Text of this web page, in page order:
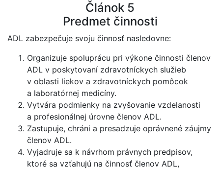
Článok 5
Predmet činnosti
ADL zabezpečuje svoju činnosť nasledovne:
Organizuje spoluprácu pri výkone činnosti členov
ADL v poskytovaní zdravotníckych služieb
v oblasti liekov a zdravotníckych pomôcok
a laboratórnej medicíny.
Vytvára podmienky na zvyšovanie vzdelanosti
a profesionálnej úrovne členov ADL.
Zastupuje, chráni a presadzuje oprávnené záujmy
členov ADL.
Vyjadruje sa k návrhom právnych predpisov,
ktoré sa vzťahujú na činnosť členov ADL,